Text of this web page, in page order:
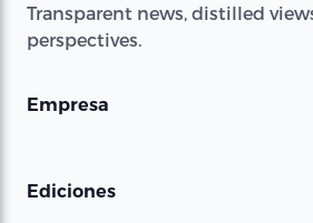
Transparent news, distilled
perspectives.
Empresa
Ediciones